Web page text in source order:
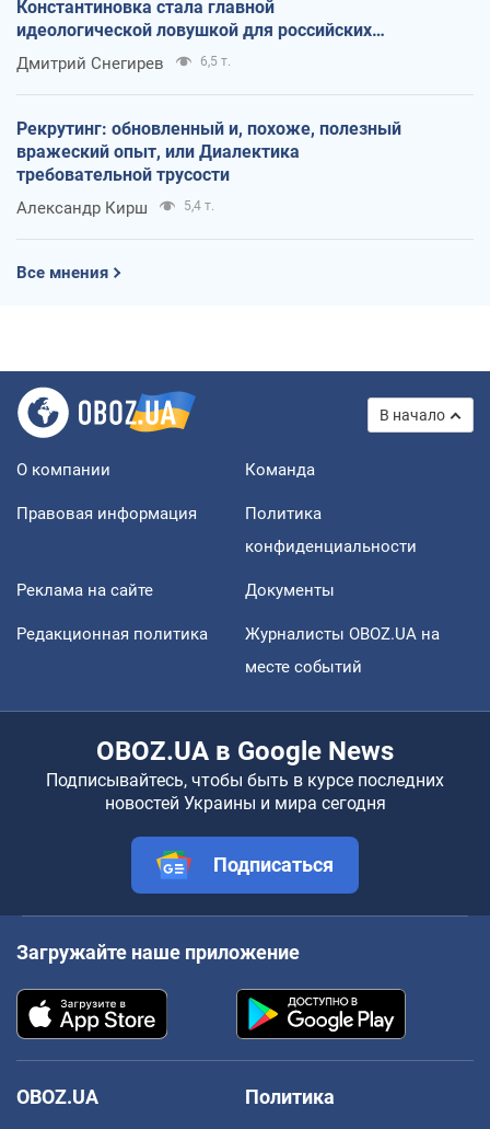
Константиновка стала главной
идеологической ловушкой для российских
оккупантов
Дмитрий Снегирев 6,5 т.
Рекрутинг: обновленный и, похоже, полезный
вражеский опыт, или Диалектика
требовательной трусости
Александр Кирш 5,4 т.
Все мнения
В начало
О компании Команда
Правовая информация
Политика
конфиденциальности
Реклама на сайте Документы
Редакционная политика
Журналисты OBOZ.UA на
месте событий
OBOZ.UA в Google News
Подписывайтесь, чтобы быть в курсе последних
новостей Украины и мира сегодня
Подписаться
Загружайте наше приложение
OBOZ.UA
Политика